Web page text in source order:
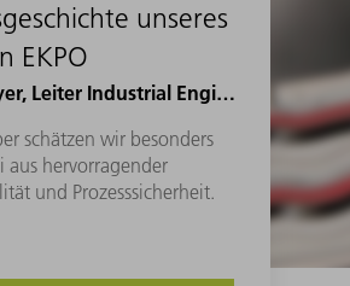
unseres
EKPO
Arno Bayer, Leiter Industrial Engineering Joining bei EKPO
schätzen wir besonders
aus hervorragender
und Prozesssicherheit.